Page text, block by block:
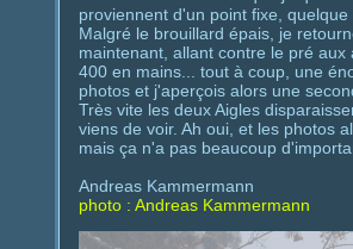
proviennent d'un point fixe,
Malgré le brouillard épais, je
maintenant, allant contre le pré
400 en mains... tout à coup, une
photos et j'aperçois alors une
Très vite les deux Aigles
viens de voir. Ah oui, et les photos
mais ça n'a pas beaucoup
Andreas Kammermann
photo : Andreas Kammermann